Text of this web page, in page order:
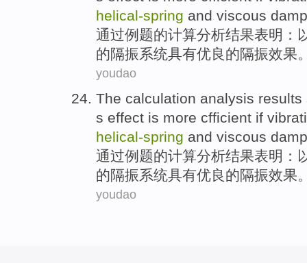
helical-spring and viscous
通过例题的计算分析结果表明 ：
的隔振系统具有优良的隔振效果
youdao
The calculation analysis results
s effect is more cfficient if
helical-spring and viscous
通过例题的计算分析结果表明 ：
的隔振系统具有优良的隔振效果
youdao